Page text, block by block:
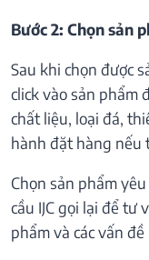
Bước 2: Chọn sản
Sau khi chọn được
click vào sản phẩm
chất liệu, loại đá,
hành đặt hàng nếu
Chọn sản phẩm
cầu IJC gọi lại để
phẩm và các vấn